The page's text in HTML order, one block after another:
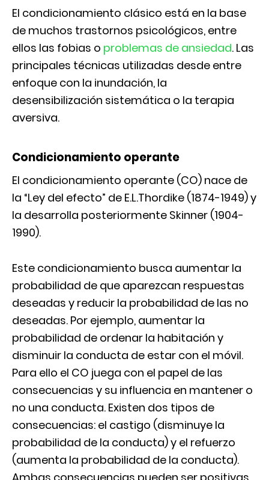
El condicionamiento clásico está en la base
de muchos trastornos psicológicos, entre
ellos las fobias o problemas de ansiedad. Las
principales técnicas utilizadas desde entre
enfoque con la inundación, la
desensibilización sistemática o la terapia
aversiva.
Condicionamiento operante
El condicionamiento operante (CO) nace de
la “Ley del efecto” de E.L.Thordike (1874-1949) y
la desarrolla posteriormente Skinner (1904-
1990).
Este condicionamiento busca aumentar la
probabilidad de que aparezcan respuestas
deseadas y reducir la probabilidad de las no
deseadas. Por ejemplo, aumentar la
probabilidad de ordenar la habitación y
disminuir la conducta de estar con el móvil.
Para ello el CO juega con el papel de las
consecuencias y su influencia en mantener o
no una conducta. Existen dos tipos de
consecuencias: el castigo (disminuye la
probabilidad de la conducta) y el refuerzo
(aumenta la probabilidad de la conducta).